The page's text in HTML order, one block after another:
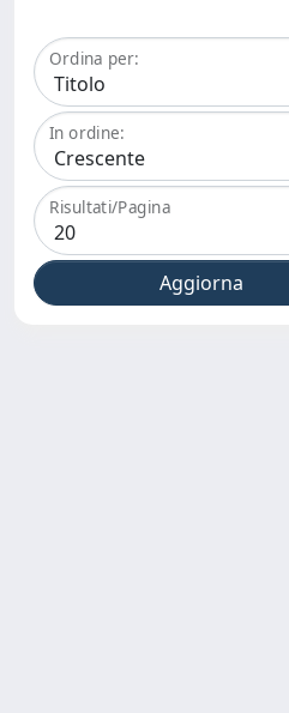
Ordina per:
In ordine:
Risultati/Pagina